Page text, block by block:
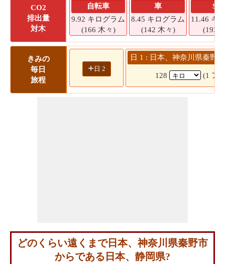
CO2
排出量
対木
自転車
9.92 キログラム
(166 木々)
車
8.45 キログラム
(142 木々)
11.46 キ
(192
きみの
毎日
旅程
+ 日 2
日 1 : 日本、神奈川県秦野
128 (1 ア
どのくらい遠くまで日本、神奈川県秦野市
からである日本、静岡県?